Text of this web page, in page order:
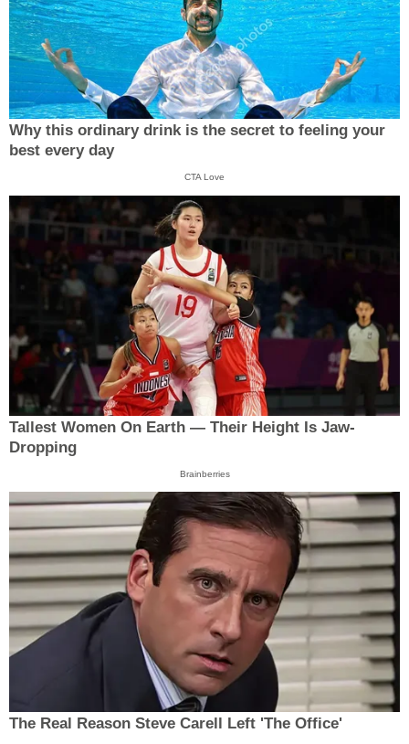
Why this ordinary drink is the secret to feeling your
best every day
CTA Love
Tallest Women On Earth — Their Height Is Jaw-
Dropping
Brainberries
The Real Reason Steve Carell Left 'The Office'